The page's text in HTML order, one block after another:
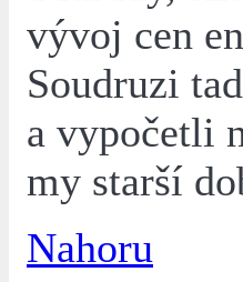
vývoj cen
Soudruzi
a vypočetli
my starší
Nahoru